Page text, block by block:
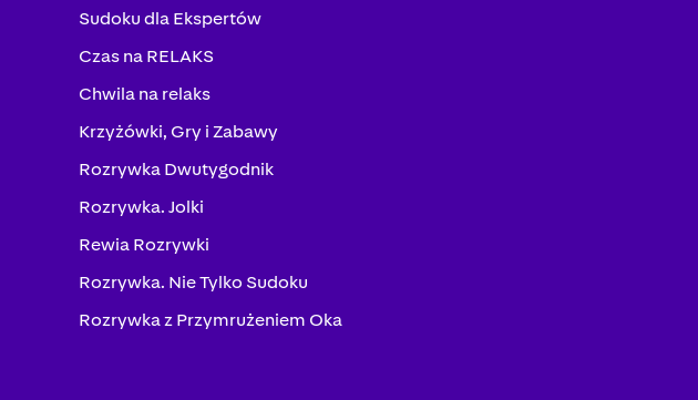
Sudoku dla Ekspertów
Czas na RELAKS
Chwila na relaks
Krzyżówki, Gry i Zabawy
Rozrywka Dwutygodnik
Rozrywka. Jolki
Rewia Rozrywki
Rozrywka. Nie Tylko Sudoku
Rozrywka z Przymrużeniem Oka